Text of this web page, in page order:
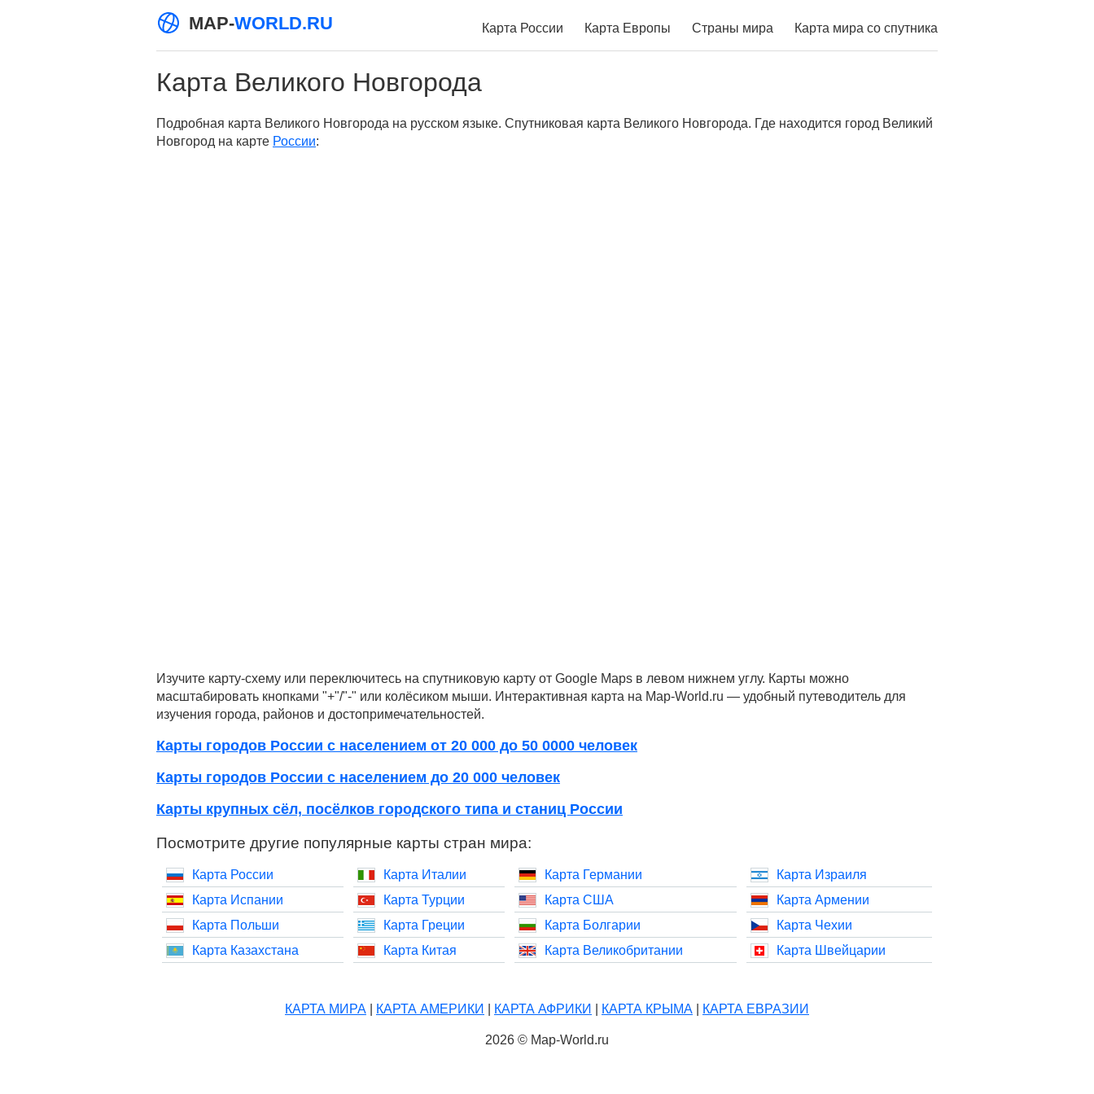
MAP-WORLD.RU Карта России Карта Европы Страны мира Карта мира со спутника
Карта Великого Новгорода
Подробная карта Великого Новгорода на русском языке. Спутниковая карта Великого Новгорода. Где находится город Великий
Новгород на карте России:
Изучите карту-схему или переключитесь на спутниковую карту от Google Maps в левом нижнем углу. Карты можно
масштабировать кнопками "+"/"-" или колёсиком мыши. Интерактивная карта на Map-World.ru — удобный путеводитель для
изучения города, районов и достопримечательностей.
Карты городов России с населением от 20 000 до 50 0000 человек
Карты городов России с населением до 20 000 человек
Карты крупных сёл, посёлков городского типа и станиц России
Посмотрите другие популярные карты стран мира:
Карта России Карта Италии Карта Германии
Карта Израиля
Карта Испании
Карта Турции Карта США
Карта Армении
Карта Польши
Карта Греции Карта Болгарии
Карта Чехии
Карта Казахстана
Карта Китая Карта Великобритании Карта Швейцарии
КАРТА МИРА КАРТА АМЕРИКИ КАРТА АФРИКИ КАРТА КРЫМА КАРТА ЕВРАЗИИ
2026 © Map-World.ru